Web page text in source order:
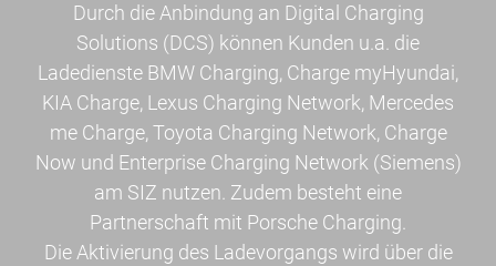
Durch die Anbindung an Digital Charging
Solutions (DCS) können Kunden u.a. die
Ladedienste BMW Charging, Charge myHyundai,
KIA Charge, Lexus Charging Network, Mercedes
me Charge, Toyota Charging Network, Charge
Now und Enterprise Charging Network (Siemens)
am SIZ nutzen. Zudem besteht eine
Partnerschaft mit Porsche Charging.
Die Aktivierung des Ladevorgangs wird über die